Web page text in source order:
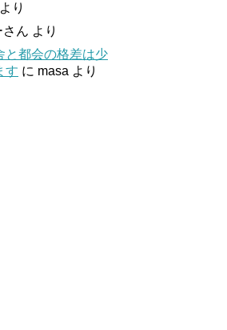
より
さん より
と都会の格差は少
す に masa より